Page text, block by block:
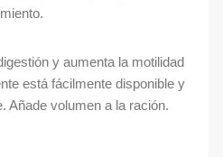
y aumenta la motilidad
está fácilmente disponible y
Añade volumen a la ración.